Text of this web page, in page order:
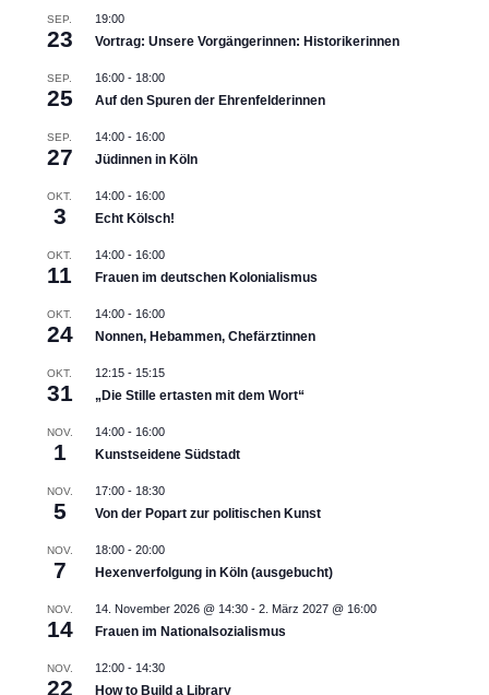
SEP.
23
19:00
Vortrag: Unsere Vorgängerinnen: Historikerinnen
SEP.
25
16:00- 18:00
Auf den Spuren der Ehrenfelderinnen
SEP.
27
14:00- 16:00
Jüdinnen in Köln
OKT.
3
14:00- 16:00
Echt Kölsch!
OKT.
11
14:00- 16:00
Frauen im deutschen Kolonialismus
OKT.
24
14:00- 16:00
Nonnen, Hebammen, Chefärztinnen
OKT.
31
12:15- 15:15
„Die Stille ertasten mit dem Wort“
NOV.
1
14:00- 16:00
Kunstseidene Südstadt
NOV.
5
17:00- 18:30
Von der Popart zur politischen Kunst
NOV.
7
18:00- 20:00
Hexenverfolgung in Köln (ausgebucht)
NOV.
14
14. November 2026 @ 14:30- 2. März 2027 @ 16:00
Frauen im Nationalsozialismus
NOV.
22
12:00- 14:30
How to Build a Library